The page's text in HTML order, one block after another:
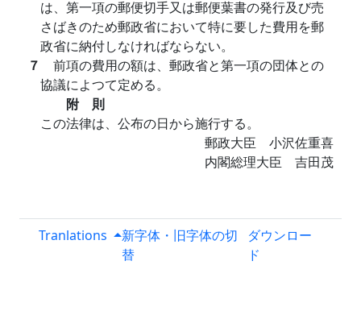
は、第一項の郵便切手又は郵便葉書の発行及び売
さばきのため郵政省において特に要した費用を郵
政省に納付しなければならない。
７ 前項の費用の額は、郵政省と第一項の団体との
協議によつて定める。
附 則
この法律は、公布の日から施行する。
郵政大臣 小沢佐重喜
内閣総理大臣 吉田茂
Tranlations
新字体・旧字体の切
替
ダウンロー
ド